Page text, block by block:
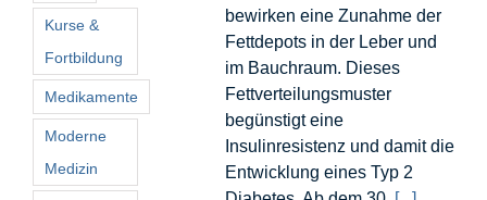
bewirken eine Zunahme der
Fettdepots in der Leber und
im Bauchraum. Dieses
Fettverteilungsmuster
begünstigt eine
Insulinresistenz und damit die
Entwicklung eines Typ 2
Kurse &
Fortbildung
Medikamente
Moderne
Medizin